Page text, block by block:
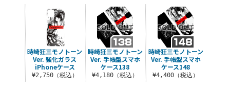
時崎狂三モノトーン
Ver. 手帳型スマホ
ケース138
¥4,180（税込）
時崎狂三モノトーン
Ver. 手帳型スマホ
ケース148
¥4,400（税込）
時崎狂三モノトーン
Ver. 強化ガラス
iPhoneケース
¥2,750（税込）